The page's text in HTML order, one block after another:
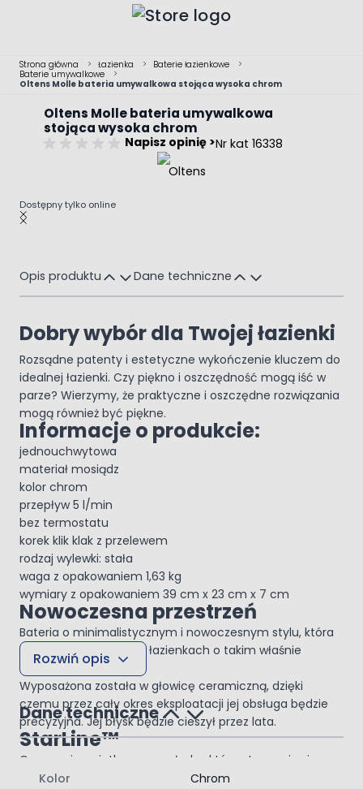
Strona główna > Łazienka > Baterie łazienkowe
>
Baterie umywalkowe
>
Oltens Molle bateria umywalkowa stojąca wysoka chrom
Oltens Molle bateria umywalkowa
stojąca wysoka chrom
Napisz opinię >Nr kat 16338
Dostępny tylko online
Main image
Click to view image in fullscreen
Opis produktu Dane techniczne
Dobry wybór dla Twojej łazienki
Rozsądne patenty i estetyczne wykończenie kluczem do
idealnej łazienki. Czy piękno i oszczędność mogą iść w
parze? Wierzymy, że praktyczne i oszczędne rozwiązania
mogą również być piękne.
Informacje o produkcie:
jednouchwytowa
materiał mosiądz
kolor chrom
przepływ 5 l/min
bez termostatu
korek klik klak z przelewem
rodzaj wylewki: stała
waga z opakowaniem 1,63 kg
wymiary z opakowaniem 39 cm x 23 cm x 7 cm
Nowoczesna przestrzeń
Bateria o minimalistycznym i nowoczesnym stylu, która
idealnie sprawdzi się w łazienkach o takim właśnie
charakterze.
Wyposażona została w głowicę ceramiczną, dzięki
czemu przez cały okres eksploatacji jej obsługa będzie
precyzyjna. Jej błysk będzie cieszył przez lata.
StarLine™
Gwarancja wyjątkowego połysku, który utrzymuje się
przez lata.
Rozwiń opis
Dane techniczne
Kolor Chrom